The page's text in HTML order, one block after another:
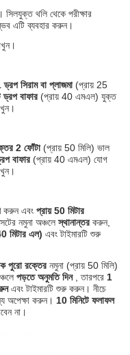
থলি থেকে পরীক্ষার
এটি ব্যবহার করুন।
ড্রপ সিরাম বা প্লাজমা(প্রায় 25
ড্রপ বাফার (প্রায় 40 এমএল) যুক্ত
2 ফোঁটা(প্রায় 50 মিলি) ভাল
বাফার (প্রায় 40 এমএল) যোগ
করুন এবং প্রায় 50 মিটার
নমুনা অঞ্চলেস্থানান্তর করুন,
মিটার এল) এবং টাইমারটি শুরু
পুরো রক্তের নমুনা (প্রায় 50 মিলি)
পড়তে অনুমতি দিন, তারপরে 1
এবং টাইমারটি শুরু করুন। নীচে
অপেক্ষা করুন। 10 মিনিটে ফলাফল
না।